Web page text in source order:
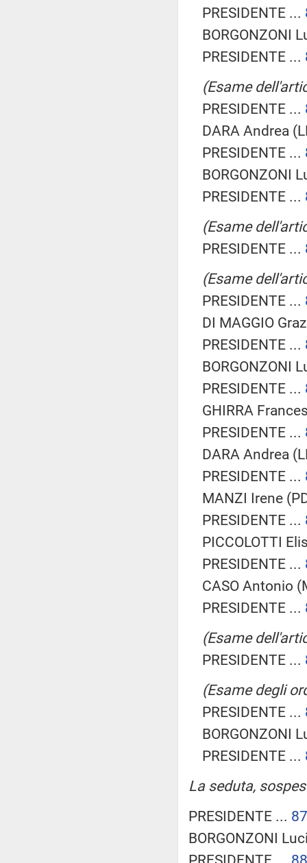
PRESIDENTE ...
BORGONZONI
PRESIDENTE ...
(Esame
PRESIDENTE ...
DARA Andrea
PRESIDENTE ...
BORGONZONI
PRESIDENTE ...
(Esame
PRESIDENTE ...
(Esame
PRESIDENTE ...
DI MAGGIO
PRESIDENTE ...
BORGONZONI
PRESIDENTE ...
GHIRRA
PRESIDENTE ...
DARA Andrea
PRESIDENTE ...
MANZI Irene
PRESIDENTE ...
PICCOLOTTI
PRESIDENTE ...
CASO Antonio
PRESIDENTE ...
(Esame
PRESIDENTE ...
(Esame degli
PRESIDENTE ...
BORGONZONI
PRESIDENTE ...
La seduta,
PRESIDENTE ... 87
BORGONZONI